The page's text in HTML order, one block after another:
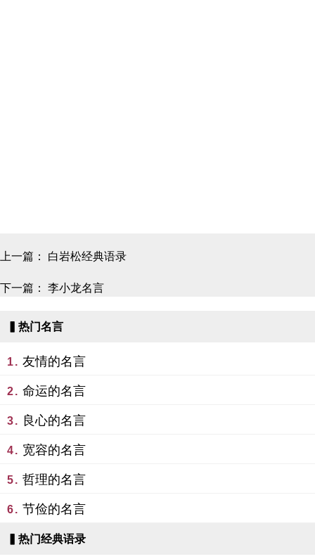
上一篇： 白岩松经典语录
下一篇： 李小龙名言
▍热门名言
1. 友情的名言
2. 命运的名言
3. 良心的名言
4. 宽容的名言
5. 哲理的名言
6. 节俭的名言
▍热门经典语录